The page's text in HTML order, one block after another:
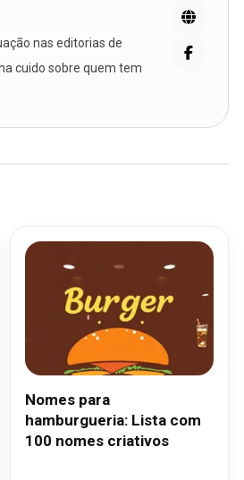
nas editorias de
cuido sobre quem tem
Nomes para
hamburgueria: Lista com
100 nomes criativos